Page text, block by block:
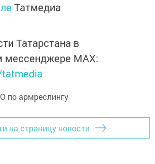
Татмедиа
Татарстана в
мессенджере MАХ:
на страницу новости